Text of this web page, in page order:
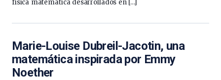
física matemática desarrollados en […]
Marie-Louise Dubreil-Jacotin, una
matemática inspirada por Emmy
Noether